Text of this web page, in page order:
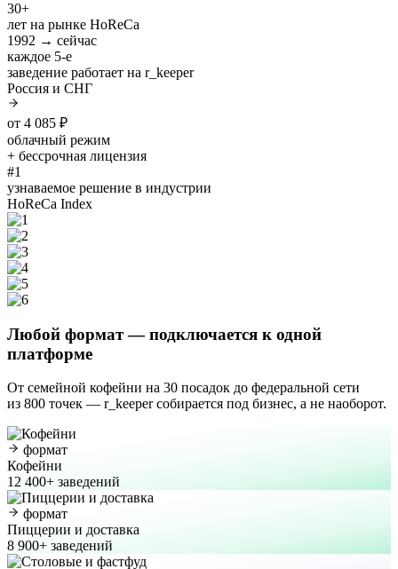
30+
лет на рынке HoReCa
1992 → сейчас
каждое 5-е
заведение работает на r_keeper
Россия и СНГ
от 4 085 ₽
облачный режим
+ бессрочная лицензия
#1
узнаваемое решение в индустрии
HoReCa Index
Любой формат— подключается к одной
платформе
От семейной кофейни на 30 посадок до федеральной сети
из 800 точек — r_keeper собирается под бизнес, а не наоборот.
формат
Кофейни
12 400+ заведений
формат
Пиццерии и доставка
8 900+ заведений